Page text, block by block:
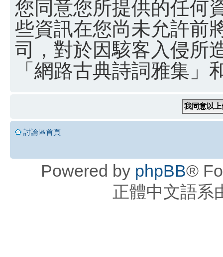
您同意您所提供的任何
些資訊在您尚未允許前
司，對於因駭客入侵所
「網路古典詩詞雅集
討論區首頁
Powered by phpBB®
正體中文語系